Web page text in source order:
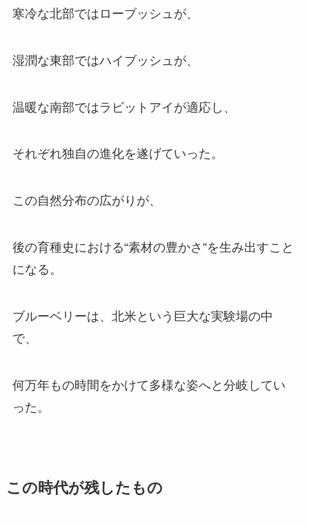
寒冷な北部ではローブッシュが、
湿潤な東部ではハイブッシュが、
温暖な南部ではラビットアイが適応し、
それぞれ独自の進化を遂げていった。
この自然分布の広がりが、
後の育種史における“素材の豊かさ”を生み出すこと
になる。
ブルーベリーは、北米という巨大な実験場の中
で、
何万年もの時間をかけて多様な姿へと分岐してい
った。
この時代が残したもの